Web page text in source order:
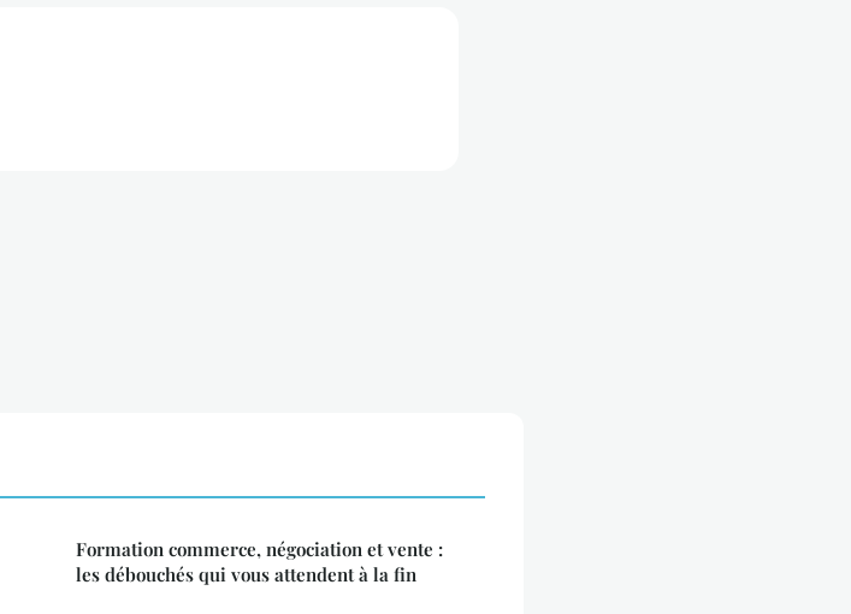
Formation commerce, négociation et vente :
les débouchés qui vous attendent à la fin